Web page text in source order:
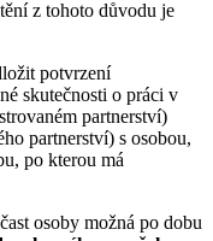
z tohoto důvodu je
potvrzení
skutečnosti o práci v
partnerství)
partnerství) s osobou,
po kterou má
osoby možná po dobu